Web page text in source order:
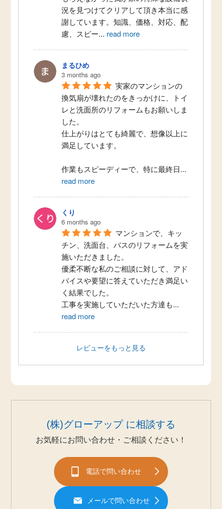
況を見つけてクリアして頂き本当に感
謝しています。知識、価格、対応、配
慮、スピー... read more
まるひめ
3 months ago
実家のマンションの
換気扇が壊れたのをきっかけに、トイ
レと洗面所のリフォームもお願いしま
した。
仕上がりはとても綺麗で、想像以上に
満足しています。
作業もスピーディーで、特に最終日...
read more
くり
6 months ago
マンションで、キッ
チン、洗面台、バスのリフォームを実
施いただきました。
優柔不断な私のご相談に対して、アド
バイスや要望に答えていただき満足い
く結果でした。
工事を実施していただいた方達も...
read more
レビューをもっと見る
(株)グローアップ に相談する
お気軽にお問い合わせ・ご相談ください！
電話で問い合わせ
メールで問い合わせ